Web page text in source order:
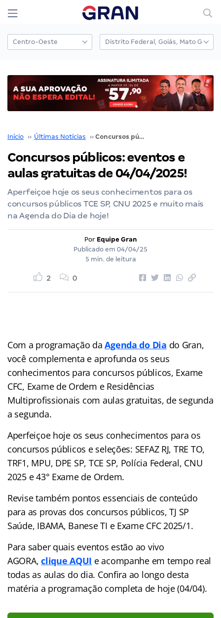
Início ›› Últimas Notícias ›› Concursos públicos: eventos e aulas gratuitas de 04/04/2025!
Concursos públicos: eventos e
aulas gratuitas de 04/04/2025!
Aperfeiçoe hoje os seus conhecimentos para os
concursos públicos TCE SP, CNU 2025 e muito mais
na Agenda do Dia de hoje!
Por Equipe Gran
Publicado em 04/04/25
5 min. de leitura
2 0
Com a programação daAgenda do Dia do Gran,
você complementa e aprofunda os seus
conhecimentos para concursos públicos, Exame
CFC, Exame de Ordem e Residências
Multiprofissionais com aulas gratuitas, de segunda
a segunda.
Aperfeiçoe hoje os seus conhecimentos para os
concursos públicos e seleções: SEFAZ RJ, TRE TO,
TRF1, MPU, DPE SP, TCE SP, Polícia Federal, CNU
2025 e 43° Exame de Ordem.
Revise também pontos essenciais de conteúdo
para as provas dos concursos públicos, TJ SP
Saúde, IBAMA, Banese TI e Exame CFC 2025/1.
Para saber quais eventos estão ao vivo
AGORA,clique AQUI e acompanhe em tempo real
todas as aulas do dia. Confira ao longo desta
matéria a programação completa de hoje (04/04).